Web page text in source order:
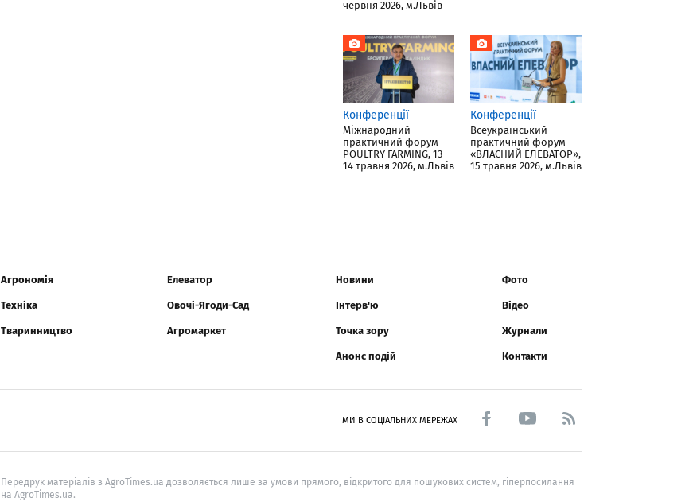
червня 2026, м.Львів
Конференції
Міжнародний
практичний форум
POULTRY FARMING, 13–
14 травня 2026, м.Львів
Конференції
Всеукраїнський
практичний форум
«ВЛАСНИЙ ЕЛЕВАТОР»,
15 травня 2026, м.Львів
Агрономія
Техніка
Тваринництво
Елеватор
Овочі-Ягоди-Сад
Агромаркет
Новини
Інтерв'ю
Точка зору
Анонс подій
Фото
Відео
Журнали
Контакти
МИ В СОЦІАЛЬНИХ МЕРЕЖАХ
Передрук матеріалів з AgroTimes.ua дозволяється лише за умови прямого, відкритого для пошукових систем, гіперпосилання
на AgroTimes.ua.